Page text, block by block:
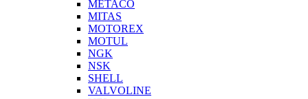
METACO
MITAS
MOTOREX
MOTUL
NGK
NSK
SHELL
VALVOLINE